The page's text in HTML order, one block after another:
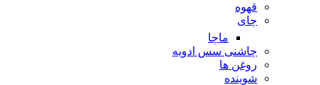
قهوه
چای
ماچا
چاشنی سس ادویه
روغن ها
شوینده